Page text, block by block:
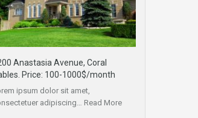
Anastasia Avenue, Coral
Price: 100-1000$/month
ipsum dolor sit amet,
adipiscing… Read More